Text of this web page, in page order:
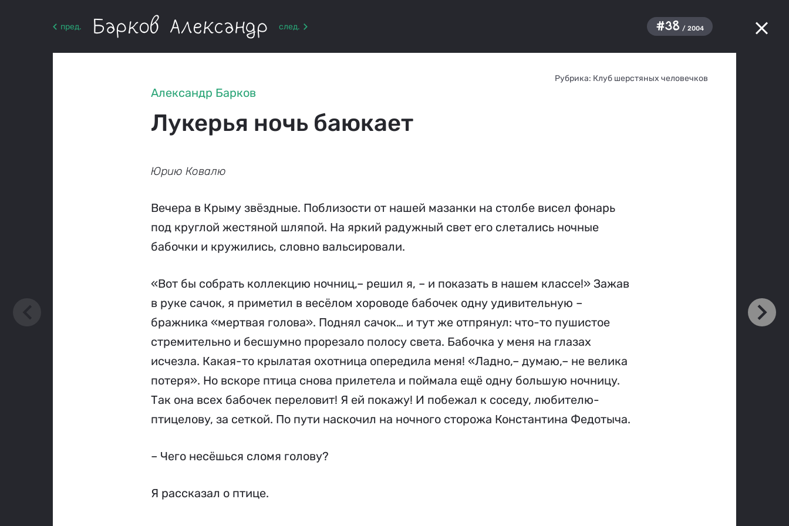
пред. Барков Александр след. #38 / 2004
Рубрика: Клуб шерстяных человечков
Александр Барков
Лукерья ночь баюкает
Юрию Ковалю
Вечера в Крыму звёздные. Поблизости от нашей мазанки на столбе висел фонарь
под круглой жестяной шляпой. На яркий радужный свет его слетались ночные
бабочки и кружились, словно вальсировали.
«Вот бы собрать коллекцию ночниц,– решил я, – и показать в нашем классе!» Зажав
в руке сачок, я приметил в весёлом хороводе бабочек одну удивительную –
бражника «мертвая голова». Поднял сачок… и тут же отпрянул: что-то пушистое
стремительно и бесшумно прорезало полосу света. Бабочка у меня на глазах
исчезла. Какая-то крылатая охотница опередила меня! «Ладно,– думаю,– не велика
потеря». Но вскоре птица снова прилетела и поймала ещё одну большую ночницу.
Так она всех бабочек переловит! Я ей покажу! И побежал к соседу, любителю-
птицелову, за сеткой. По пути наскочил на ночного сторожа Константина Федотыча.
– Чего несёшься сломя голову?
Я рассказал о птице.